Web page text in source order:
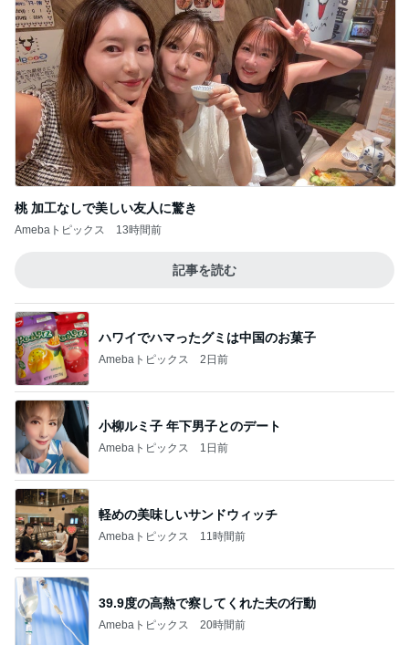
桃 加工なしで美しい友人に驚き
Amebaトピックス 13時間前
記事を読む
ハワイでハマったグミは中国のお菓子
Amebaトピックス 2日前
小柳ルミ子 年下男子とのデート
Amebaトピックス 1日前
軽めの美味しいサンドウィッチ
Amebaトピックス 11時間前
39.9度の高熱で察してくれた夫の行動
Amebaトピックス 20時間前